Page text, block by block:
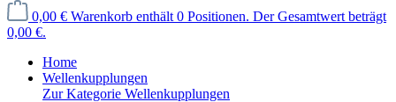
0,00 € Warenkorb enthält 0 Positionen. Der Gesamtwert beträgt
0,00 €.
Home
Wellenkupplungen
Zur Kategorie Wellenkupplungen